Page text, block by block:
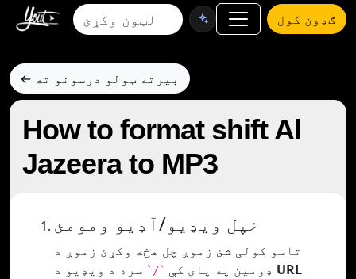
ګډون کول
← بیرته ټولو درسونو ته
How to format shift Al
Jazeera to MP3
خپل ویډیو/آډیو ومومئ
تاسو کولی شئ زموږ چل هڅه وکړئ زموږ د
ډومین په پای کې `/`
URL